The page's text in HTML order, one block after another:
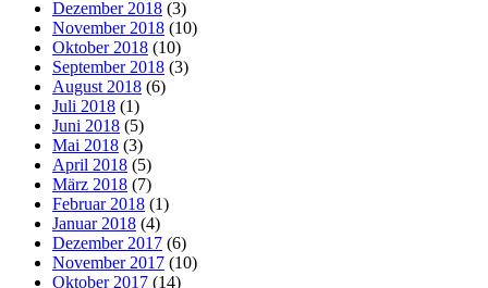
Dezember 2018 (3)
November 2018 (10)
Oktober 2018 (10)
September 2018 (3)
August 2018 (6)
Juli 2018 (1)
Juni 2018 (5)
Mai 2018 (3)
April 2018 (5)
März 2018 (7)
Februar 2018 (1)
Januar 2018 (4)
Dezember 2017 (6)
November 2017 (10)
Oktober 2017 (14)